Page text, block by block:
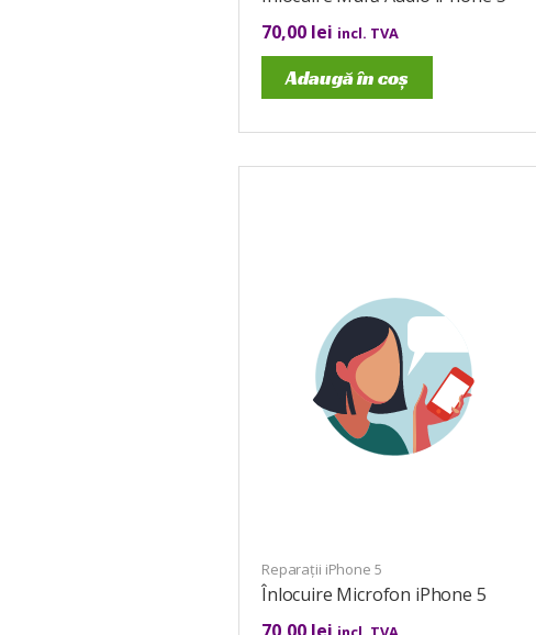
70,00 lei incl. TVA
Adaugă în coș
Reparații iPhone 5
Înlocuire Microfon iPhone 5